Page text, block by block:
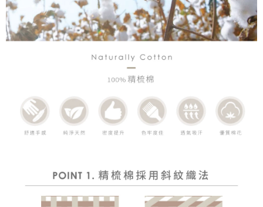
４．使用「AFTEE先享後付」時，將依據個別帳號之用戶狀況，依本公司即
時審查核予不同之上限額度；若仍有額度不足之情形，本公司將視審查結果
請求用戶進行身份認證。
５．嚴禁一人註冊多個帳號或使用他人資訊註冊。若發現惡意使用之情形，